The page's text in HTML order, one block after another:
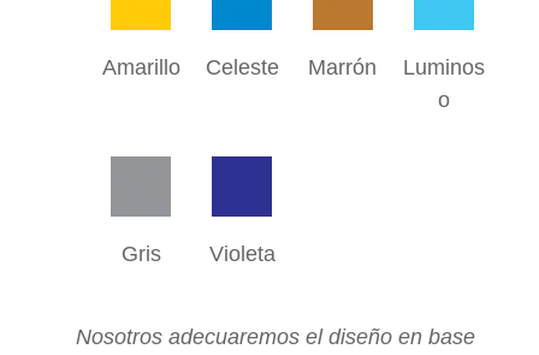
Amarillo Celeste Marrón
Luminos
o
Gris Violeta
Nosotros adecuaremos el diseño en base